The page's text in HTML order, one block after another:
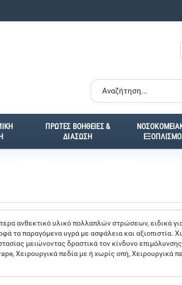
ΠΡΩΤΕΣ ΒΟΗΘΕΙΕΣ &
ΔΙΑΣΩΣΗ
ανθεκτικό υλικό πολλαπλών στρώσεων, ειδικά
τα παραγόμενα υγρά με ασφάλεια και αξιοπιστία.
μειώνοντας δραστικά τον κίνδυνο
Χειρουργικά πεδία με ή χωρίς οπή, Χειρουργικά